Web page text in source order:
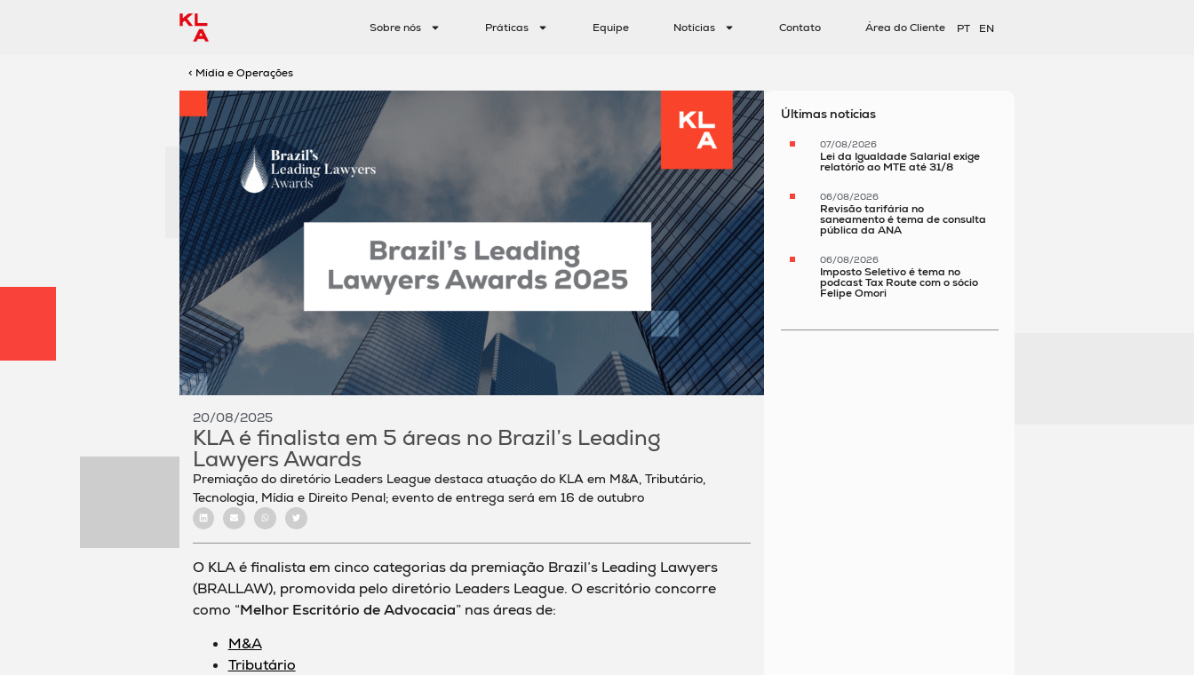
Sobre nós Práticas Equipe Notícias Contato Área do Cliente PT EN
< Mídia e Operações
20/08/2025
KLA é finalista em 5 áreas no Brazil’s Leading
Lawyers Awards
Premiação do diretório Leaders League destaca atuação do KLA em M&A, Tributário,
Tecnologia, Mídia e Direito Penal; evento de entrega será em 16 de outubro
O KLA é finalista em cinco categorias da premiação Brazil’s Leading Lawyers
(BRALLAW), promovida pelo diretório Leaders League. O escritório concorre
como “Melhor Escritório de Advocacia” nas áreas de:
M&A
Tributário
Últimas notícias
07/08/2026
Lei da Igualdade Salarial exige
relatório ao MTE até 31/8
06/08/2026
Revisão tarifária no
saneamento é tema de consulta
pública da ANA
06/08/2026
Imposto Seletivo é tema no
podcast Tax Route com o sócio
Felipe Omori